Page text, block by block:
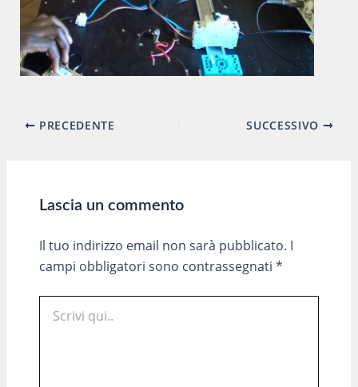
Navigazione
PRECEDENTE SUCCESSIVO
Lascia un commento
Il tuo indirizzo email non sarà pubblicato. I
campi obbligatori sono contrassegnati *
qui..